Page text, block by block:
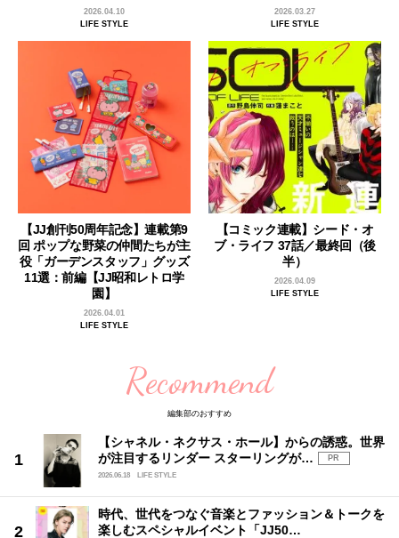
2026.04.10
LIFE STYLE
2026.03.27
LIFE STYLE
【JJ創刊50周年記念】連載第9
回 ポップな野菜の仲間たちが主
役「ガーデンスタッフ」グッズ
11選：前編【JJ昭和レトロ学
園】
2026.04.01
LIFE STYLE
【コミック連載】シード・オ
ブ・ライフ 37話／最終回（後
半）
2026.04.09
LIFE STYLE
Recommend
編集部のおすすめ
【シャネル・ネクサス・ホール】からの誘惑。世界
が注目するリンダー スターリングが…
PR
2026.06.18
LIFE STYLE
時代、世代をつなぐ音楽とファッション＆トークを
楽しむスペシャルイベント「JJ50…